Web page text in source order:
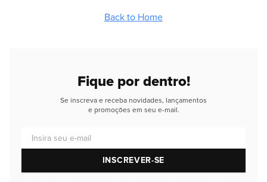
Back to Home
Fique por dentro!
Se inscreva e receba novidades, lançamentos
e promoções em seu e-mail.
INSCREVER-SE